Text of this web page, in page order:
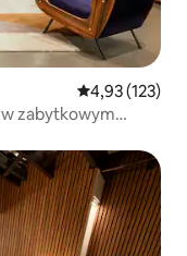
Średnia
4,93 (123)
zabytkowym